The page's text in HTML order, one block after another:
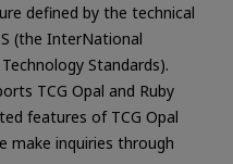
defined by the technical
(the InterNational
Standards).
TCG Opal and Ruby
features of TCG Opal
make inquiries through